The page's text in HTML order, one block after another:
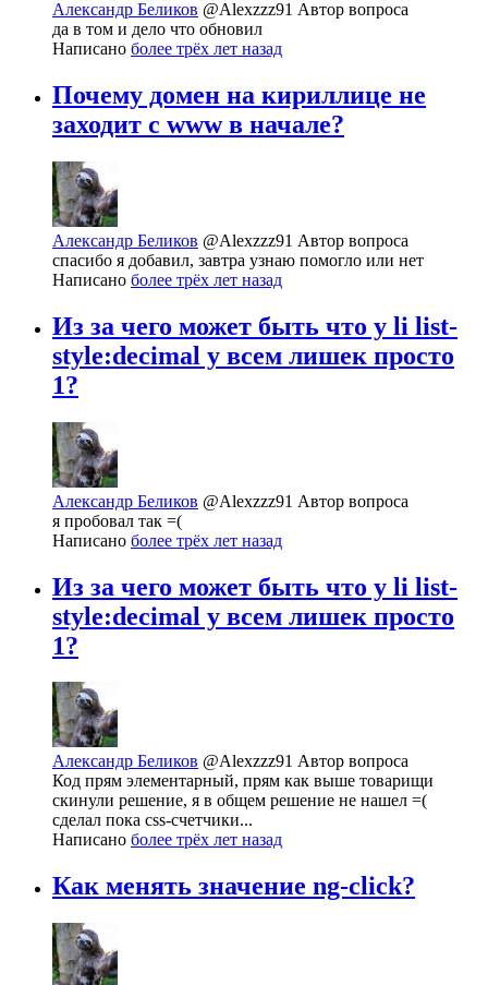
Александр Беликов @Alexzzz91 Автор вопроса
да в том и дело что обновил
Написано более трёх лет назад
Почему домен на кириллице не
заходит с www в начале?
Александр Беликов @Alexzzz91 Автор вопроса
спасибо я добавил, завтра узнаю помогло или нет
Написано более трёх лет назад
Из за чего может быть что у li list-
style:decimal у всем лишек просто
1?
Александр Беликов @Alexzzz91 Автор вопроса
я пробовал так =(
Написано более трёх лет назад
Из за чего может быть что у li list-
style:decimal у всем лишек просто
1?
Александр Беликов @Alexzzz91 Автор вопроса
Код прям элементарный, прям как выше товарищи
скинули решение, я в общем решение не нашел =(
сделал пока css-счетчики...
Написано более трёх лет назад
Как менять значение ng-click?